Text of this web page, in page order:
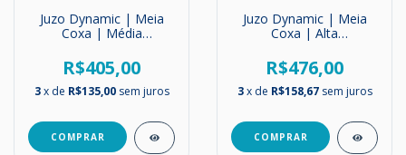
Juzo Dynamic | Meia
Coxa | Média
30mmHg
R$405,00
3 x de R$135,00 sem juros
COMPRAR
Juzo Dynamic | Meia
Coxa | Alta
mmHg
R$476,00
3 x de R$158,67 sem juros
COMPRAR